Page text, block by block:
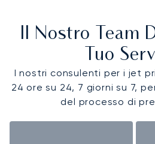
Il Nostro Team
Tuo
I nostri consulenti per i jet
24 ore su 24, 7 giorni su 7,
del processo di